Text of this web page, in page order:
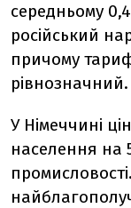
середньому
російський
причому
рівнозначний.
У Німеччині
населення на